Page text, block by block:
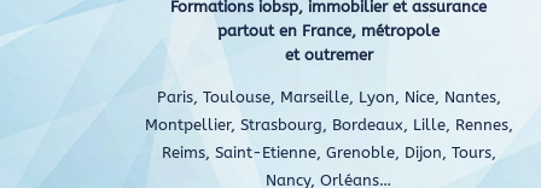
Formations iobsp, immobilier et assurance
partout en France, métropole
et outremer
Paris, Toulouse, Marseille, Lyon, Nice, Nantes,
Montpellier, Strasbourg, Bordeaux, Lille, Rennes,
Reims, Saint-Etienne, Grenoble, Dijon, Tours,
Nancy, Orléans…